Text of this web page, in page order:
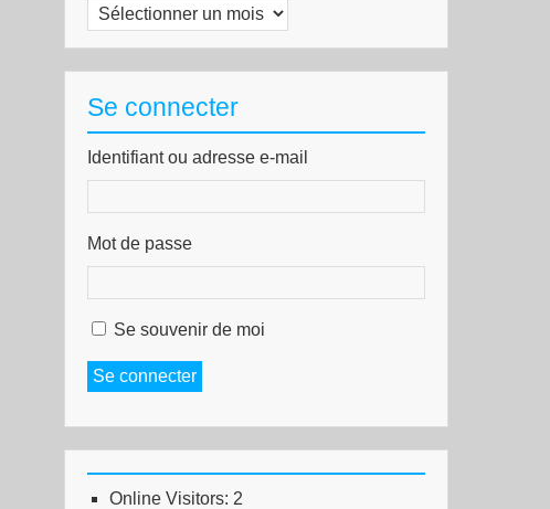
Archives
Se connecter
Identifiant ou adresse e-mail
Mot de passe
Se souvenir de moi
Se connecter
Online Visitors: 2